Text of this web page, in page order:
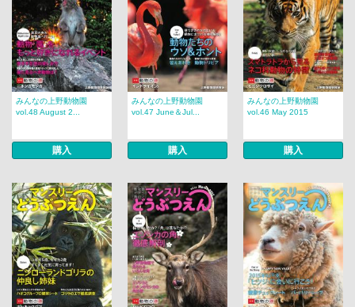
みんなの上野動物園
vol.48 August 2...
購入
みんなの上野動物園
vol.47 June＆Jul...
購入
みんなの上野動物園
vol.46 May 2015
購入